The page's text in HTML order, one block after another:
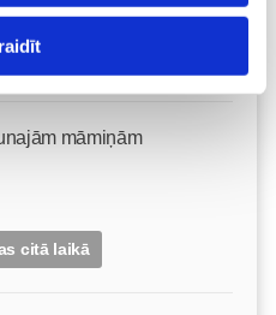
citā laikā
māmiņām
citā laikā